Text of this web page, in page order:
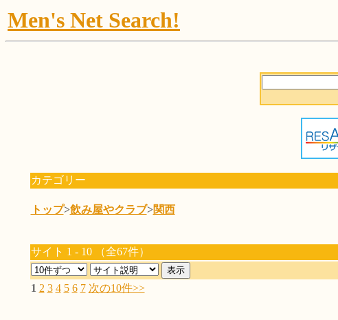
Men's Net Search!
カテゴリー
トップ>飲み屋やクラブ>関西
サイト 1 - 10 （全67件）
1 2 3 4 5 6 7 次の10件>>